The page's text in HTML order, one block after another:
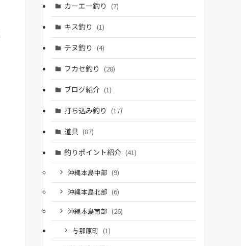
カーエー釣り (7)
キス釣り (1)
チヌ釣り (4)
フカセ釣り (28)
ブログ紹介 (1)
打ち込み釣り (17)
道具 (87)
釣りポイント紹介 (41)
沖縄本島中部 (9)
沖縄本島北部 (6)
沖縄本島南部 (26)
与那原町 (1)